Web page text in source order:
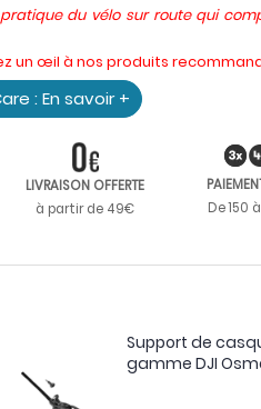
du vélo sur route qui
un œil à nos produits
: En savoir +
LIVRAISON OFFERTE
à partir de 49€
De 150
Support de
gamme DJI